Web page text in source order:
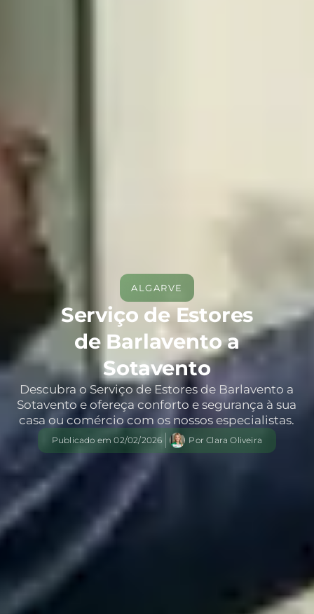
ALGARVE
Serviço de Estores
de Barlavento a
Sotavento
Descubra o Serviço de Estores de Barlavento a
Sotavento e ofereça conforto e segurança à sua
casa ou comércio com os nossos especialistas.
Publicado em02/02/2026 PorClara Oliveira